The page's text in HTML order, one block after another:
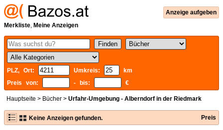
Anzeige aufgeben
Merkliste, Meine Anzeigen
PLZ, Ort: Umkreis:
km
Preis von:
- bis: €
Hauptseite > Bücher > Urfahr-Umgebung - Alberndorf in der Riedmark
Keine Anzeigen gefunden. Preis